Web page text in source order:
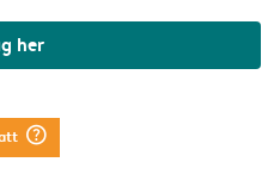
her
question_mark_circle